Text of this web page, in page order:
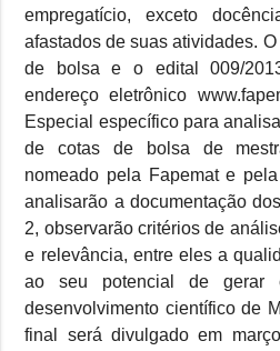
empregatício, exceto
afastados de suas atividades.
de bolsa e o edital 009/
endereço eletrônico
Especial específico para
de cotas de bolsa de
nomeado pela Fapemat e
analisarão a documentação
2, observarão critérios de
e relevância, entre eles a
ao seu potencial de gerar
desenvolvimento científico de
final será divulgado em